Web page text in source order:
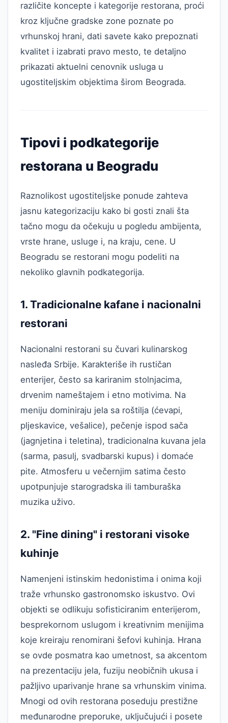
različite koncepte i kategorije restorana, proći
kroz ključne gradske zone poznate po
vrhunskoj hrani, dati savete kako prepoznati
kvalitet i izabrati pravo mesto, te detaljno
prikazati aktuelni cenovnik usluga u
ugostiteljskim objektima širom Beograda.
Tipovi i podkategorije
restorana u Beogradu
Raznolikost ugostiteljske ponude zahteva
jasnu kategorizaciju kako bi gosti znali šta
tačno mogu da očekuju u pogledu ambijenta,
vrste hrane, usluge i, na kraju, cene. U
Beogradu se restorani mogu podeliti na
nekoliko glavnih podkategorija.
1. Tradicionalne kafane i nacionalni
restorani
Nacionalni restorani su čuvari kulinarskog
nasleđa Srbije. Karakteriše ih rustičan
enterijer, često sa kariranim stolnjacima,
drvenim nameštajem i etno motivima. Na
meniju dominiraju jela sa roštilja (ćevapi,
pljeskavice, vešalice), pečenje ispod sača
(jagnjetina i teletina), tradicionalna kuvana jela
(sarma, pasulj, svadbarski kupus) i domaće
pite. Atmosferu u večernjim satima često
upotpunjuje starogradska ili tamburaška
muzika uživo.
2. "Fine dining" i restorani visoke
kuhinje
Namenjeni istinskim hedonistima i onima koji
traže vrhunsko gastronomsko iskustvo. Ovi
objekti se odlikuju sofisticiranim enterijerom,
besprekornom uslugom i kreativnim menijima
koje kreiraju renomirani šefovi kuhinja. Hrana
se ovde posmatra kao umetnost, sa akcentom
na prezentaciju jela, fuziju neobičnih ukusa i
pažljivo uparivanje hrane sa vrhunskim vinima.
Mnogi od ovih restorana poseduju prestižne
međunarodne preporuke, uključujući i posete